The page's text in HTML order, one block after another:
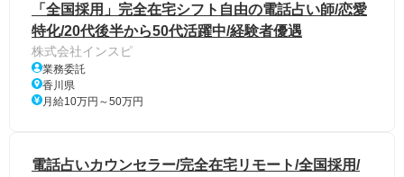
「全国採用」完全在宅シフト自由の電話占い師/恋愛
特化/20代後半から50代活躍中/経験者優遇
株式会社インスピ
業務委託
香川県
月給10万円～50万円
電話占いカウンセラー/完全在宅リモート/全国採用/